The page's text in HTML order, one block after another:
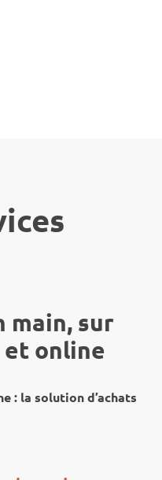
main, sur
online
: la solution d’achats